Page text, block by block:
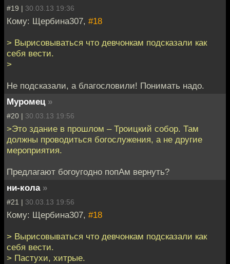
#19 | 30.03.13 19:36
Кому: Щербина307, #18
> Вырисовываться что девчонкам подсказали как
себя вести.
>
Не подсказали, а благословили! Понимать надо.
Муромец »
#20 | 30.03.13 19:56
>Это здание в прошлом – Троицкий собор. Там
должны проводиться богослужения, а не другие
мероприятия.
Предлагают богоугодно попАм вернуть?
ни-кола »
#21 | 30.03.13 19:56
Кому: Щербина307, #18
> Вырисовываться что девчонкам подсказали как
себя вести.
> Пастухи, хитрые.